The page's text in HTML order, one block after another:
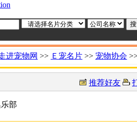
进宠物网 >> Ｅ宠名片 >> 宠物协会
推荐好友
部